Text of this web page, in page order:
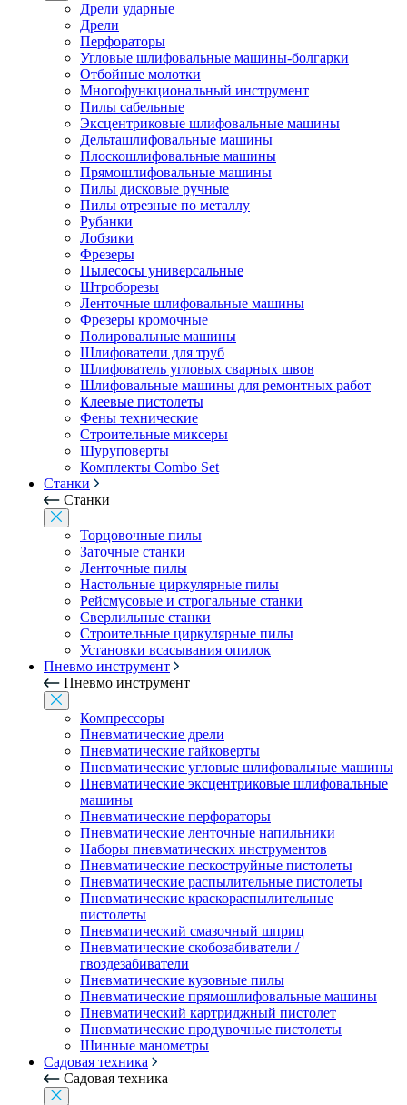
Дрели ударные
Дрели
Перфораторы
Угловые шлифовальные машины-болгарки
Отбойные молотки
Многофункциональный инструмент
Пилы сабельные
Эксцентриковые шлифовальные машины
Дельташлифовальные машины
Плоскошлифовальные машины
Прямошлифовальные машины
Пилы дисковые ручные
Пилы отрезные по металлу
Рубанки
Лобзики
Фрезеры
Пылесосы универсальные
Штроборезы
Ленточные шлифовальные машины
Фрезеры кромочные
Полировальные машины
Шлифователи для труб
Шлифователь угловых сварных швов
Шлифовальные машины для ремонтных работ
Клеевые пистолеты
Фены технические
Строительные миксеры
Шуруповерты
Комплекты Combo Set
Станки
Станки
Торцовочные пилы
Заточные станки
Ленточные пилы
Настольные циркулярные пилы
Рейсмусовые и строгальные станки
Сверлильные станки
Строительные циркулярные пилы
Установки всасывания опилок
Пневмо инструмент
Пневмо инструмент
Компрессоры
Пневматические дрели
Пневматические гайковерты
Пневматические угловые шлифовальные машины
Пневматические эксцентриковые шлифовальные
машины
Пневматические перфораторы
Пневматические ленточные напильники
Наборы пневматических инструментов
Пневматические пескоструйные пистолеты
Пневматические распылительные пистолеты
Пневматические краскораспылительные
пистолеты
Пневматический смазочный шприц
Пневматические скобозабиватели /
гвоздезабиватели
Пневматические кузовные пилы
Пневматические прямошлифовальные машины
Пневматический картриджный пистолет
Пневматические продувочные пистолеты
Шинные манометры
Садовая техника
Садовая техника